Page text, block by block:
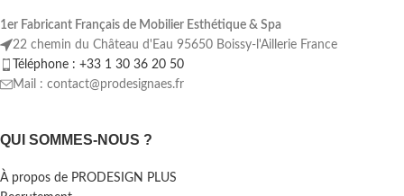
1er Fabricant Français de Mobilier Esthétique & Spa
22 chemin du Château d'Eau 95650 Boissy-l'Aillerie France
Téléphone : +33 1 30 36 20 50
Mail : contact@prodesignaes.fr
QUI SOMMES-NOUS ?
À propos de PRODESIGN PLUS